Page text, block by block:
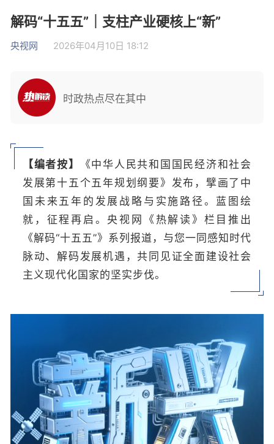
解码“十五五”｜支柱产业硬核上“新”
央视网 2026年04月10日 18:12
时政热点尽在其中
【编者按】
《中华人民共和国国民经济和社会
发展第十五个五年规划纲要》发布，擘画了中
国未来五年的发展战略与实施路径。蓝图绘
就，征程再启。央视网《热解读》栏目推出
《解码“十五五”》系列报道，与您一同感知时代
脉动、解码发展机遇，共同见证全面建设社会
主义现代化国家的坚实步伐。